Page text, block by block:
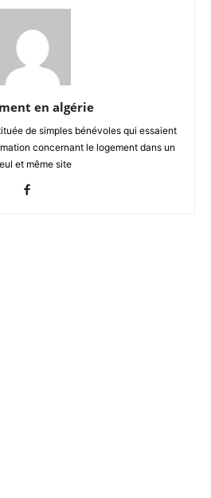
en algérie
de simples bénévoles qui essaient
concernant le logement dans un
et même site